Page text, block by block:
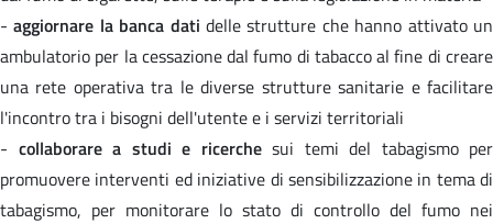
-aggiornare la banca dati delle strutture che hanno attivato un
ambulatorio per la cessazione dal fumo di tabacco al fine di creare
una rete operativa tra le diverse strutture sanitarie e facilitare
l'incontro tra i bisogni dell'utente e i servizi territoriali
- collaborare a studi e ricerchesui temi del tabagismo per
promuovere interventi ed iniziative di sensibilizzazione in tema di
tabagismo, per monitorare lo stato di controllo del fumo nei